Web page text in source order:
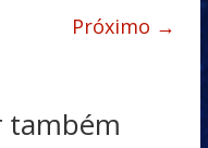
Próximo →
também